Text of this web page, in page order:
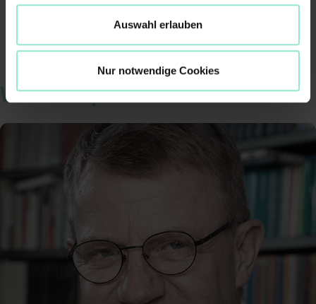
Auswahl erlauben
Nur notwendige Cookies
Weitere Expert*innen
Digital Ethics
Digital Mindset